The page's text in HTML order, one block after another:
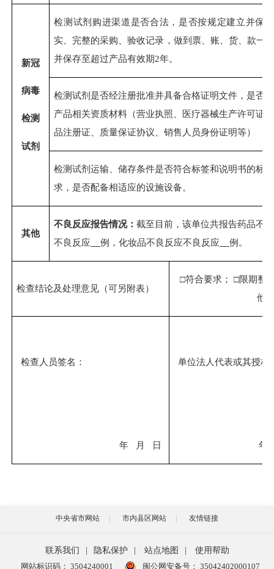
新冠
病毒
检测
试剂
检测试剂 购进渠道是否合法，是否按规定建立并保
实、完整的采购、验收记录，做到票、账、货、款一
并保存至超过产品有效期2年。
检测试剂是否经注册批准并具备合格证明文件，是否
产品相关资质材料（营业执照、医疗器械生产许可证
品注册证、质量保证协议、销售人员身份证明等）
检测试剂运输、储存条件是否符合标签和说明书的标
求，是否配备相适应的设施设备。
其他
不良反应报告情况：截至目前，该单位共报告药品不
不良反应
例，化妆品不良反应不良反应 例。
检查结论及处理意见（可另附表）
□符合要求； □限期整
他
检查人员签名：
年 月 日
单位法人代表或其授权
年 月
中央省市网站 市内县区网站 友情链接
联系我们 隐私保护 站点地图
使用帮助
网站标识码： 3504240001
闽公网安备号： 35042402000107